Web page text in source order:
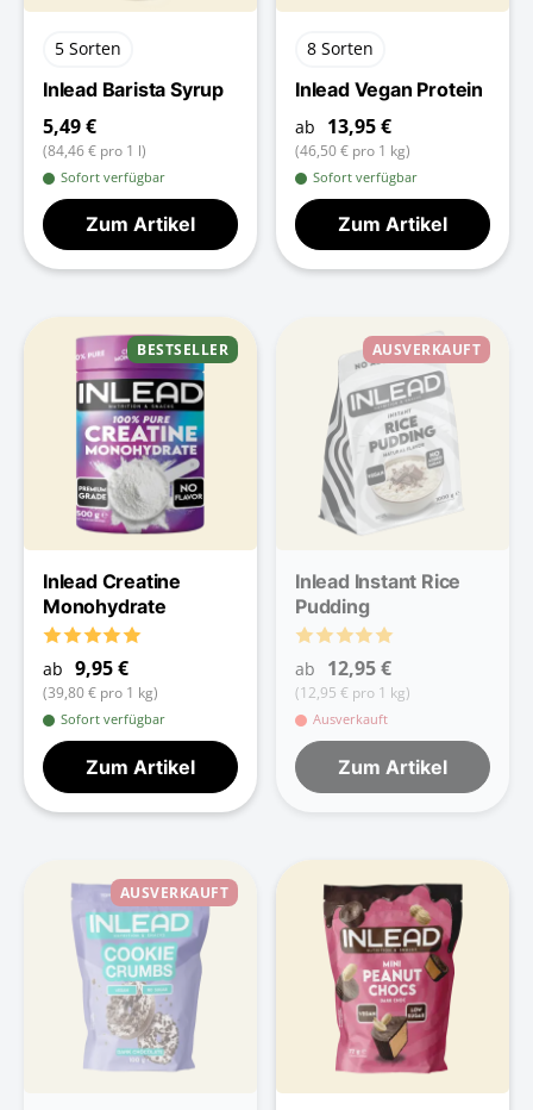
5 Sorten
Inlead Barista Syrup
5,49 €
(84,46 € pro 1 l)
Sofort verfügbar
Zum Artikel
8 Sorten
Inlead Vegan Protein
ab 13,95 €
(46,50 € pro 1 kg)
Sofort verfügbar
Zum Artikel
BESTSELLER
Inlead Creatine
Monohydrate
ab 9,95 €
(39,80 € pro 1 kg)
Sofort verfügbar
Zum Artikel
AUSVERKAUFT
Inlead Instant Rice
Pudding
ab 12,95 €
(12,95 € pro 1 kg)
Ausverkauft
Zum Artikel
AUSVERKAUFT